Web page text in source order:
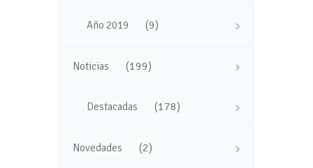
Año 2019 (9)
Noticias (199)
Destacadas (178)
Novedades (2)